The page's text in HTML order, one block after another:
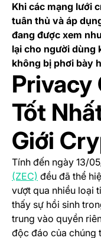
Khi các mạng lưới
tuân thủ và áp
đang được xem
lại cho người dùng
không bị phơi bày
Privacy
Tốt
Giới
Tính đến ngày 13/
(ZEC) (opens in a
đều đã thể
vượt qua nhiều loại
thấy sự hồi sinh
trung vào quyền
độc đáo của chúng